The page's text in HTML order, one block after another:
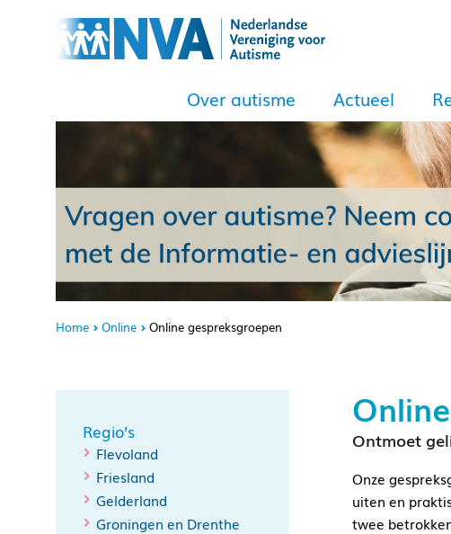
Over autisme Actueel
Home Online Online gespreksgroepen
Regio’s
Flevoland
Friesland
Gelderland
Groningen en Drenthe
Ontmoet
Onze
uiten en
twee